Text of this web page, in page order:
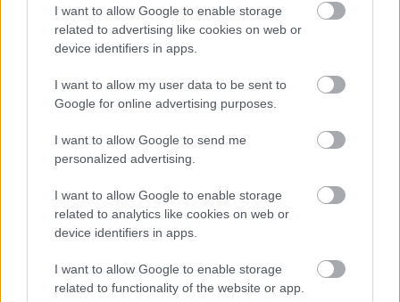
I want to allow Google to enable storage
related to advertising like cookies on web or
device identifiers in apps.
I want to allow my user data to be sent to
Google for online advertising purposes.
I want to allow Google to send me
personalized advertising.
I want to allow Google to enable storage
related to analytics like cookies on web or
device identifiers in apps.
I want to allow Google to enable storage
related to functionality of the website or app.
Ευρώπη, καθώς αποφεύγεται ενδιάμεσος εντός
Ευρώπης ή πολύπλοκες ανταποκρίσεις.
Πού βρίσκει έδαφος αυτή η κίνηση — και
Η κίνηση της JetBlue εντάσσεται στη στρατηγική
ανάπτυξης που αποκαλεί “JetForward”, με στόχο
την αξιοποίηση της ζήτησης για transatlantic
την πλευρά της Βοστώνης.